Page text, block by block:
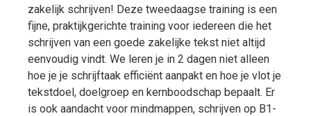
zakelijk schrijven! Deze tweedaagse training is een
fijne, praktijkgerichte training voor iedereen die het
schrijven van een goede zakelijke tekst niet altijd
eenvoudig vindt. We leren je in 2 dagen niet alleen
hoe je je schrijftaak efficiënt aanpakt en hoe je vlot je
tekstdoel, doelgroep en kernboodschap bepaalt. Er
is ook aandacht voor mindmappen, schrijven op B1-